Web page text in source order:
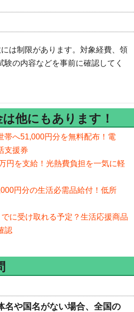
は制限があります。対象経費、領
験の内容などを事前に確認してく
他にもあります！
帯へ51,000円分を無料配布！電
支援券
円を支給！光熱費負担を一気に軽
円分の生活必需品給付！低所
でに受け取れる予定？生活応援商品
認
名や国名がない場合、全国の